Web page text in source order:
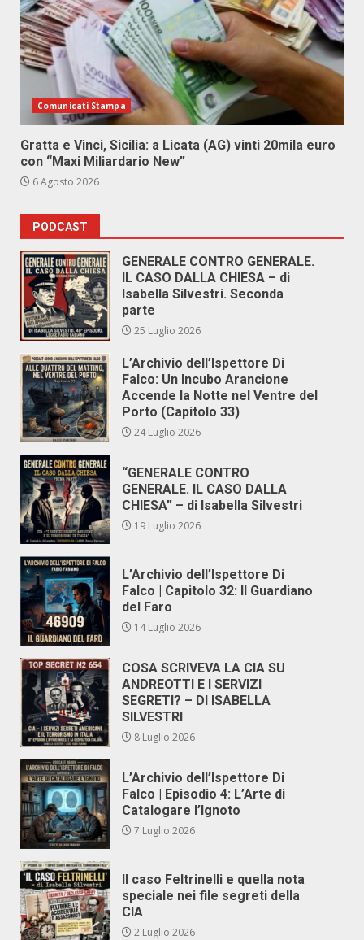
Comunicati Stampa
Gratta e Vinci, Sicilia: a Licata (AG) vinti 20mila euro
con “Maxi Miliardario New”
6 Agosto 2026
PODCAST
GENERALE CONTRO GENERALE.
IL CASO DALLA CHIESA – di
Isabella Silvestri. Seconda
parte
25 Luglio 2026
L’Archivio dell’Ispettore Di
Falco: Un Incubo Arancione
Accende la Notte nel Ventre del
Porto (Capitolo 33)
24 Luglio 2026
“GENERALE CONTRO
GENERALE. IL CASO DALLA
CHIESA” – di Isabella Silvestri
19 Luglio 2026
L’Archivio dell’Ispettore Di
Falco | Capitolo 32: Il Guardiano
del Faro
14 Luglio 2026
COSA SCRIVEVA LA CIA SU
ANDREOTTI E I SERVIZI
SEGRETI? – DI ISABELLA
SILVESTRI
8 Luglio 2026
L’Archivio dell’Ispettore Di
Falco | Episodio 4: L’Arte di
Catalogare l’Ignoto
7 Luglio 2026
Il caso Feltrinelli e quella nota
speciale nei file segreti della
CIA
2 Luglio 2026